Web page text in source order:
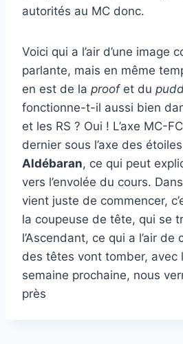
autorités au MC donc.
Voici qui a l’air d’une image
parlante, mais en même
en est de la proof et du
fonctionne-t-il aussi bien
et les RS ? Oui ! L’axe MC-
dernier sous l’axe des
Aldébaran, ce qui peut
vers l’envolée du cours.
vient juste de commencer,
la coupeuse de tête, qui se
l’Ascendant, ce qui a l’air
des têtes vont tomber, avec
semaine prochaine, nous
près